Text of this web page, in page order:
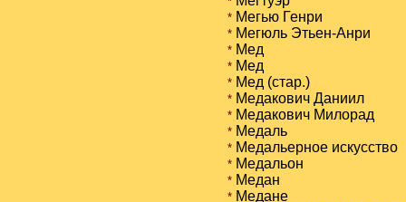
*Мегью Генри
*Мегюль Этьен-Анри
*Мед
*Мед
*Мед (стар.)
*Медакович Даниил
*Медакович Милорад
*Медаль
*Медальерное искусство
*Медальон
*Медан
*Медане